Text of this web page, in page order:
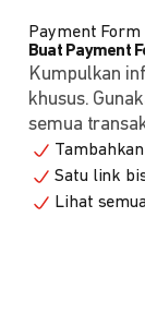
Payment Form
Buat Payment
Kumpulkan
khusus.
semua
Satu link
Lihat